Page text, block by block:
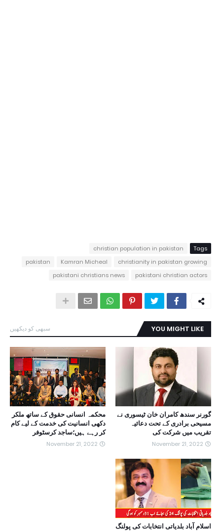
Tags
christian population in pakistan
christianity in pakistan growing
Kamran Micheal
pakistan
pakistani christian actors
pakistani christians news
YOU MIGHT LIKE سبھی کو دیکھیں
گورنر سندھ کامران خان ٹیسوری نے
مسیحی برادری کے تحت دعائیہ
تقریب میں شرکت کی
November 21, 2022
محکمہ انسانی حقوق کے ساتھ ملکر
دکھی انسانیت کی خدمت کے لیے کام
کر رہے ہیں؛ساجد کرسٹوفر
November 21, 2022
اسلام آباد بلدیاتی انتخابات کی پولنگ